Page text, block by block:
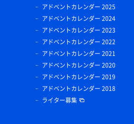
アドベントカレンダー 2025
アドベントカレンダー 2024
アドベントカレンダー 2023
アドベントカレンダー 2022
アドベントカレンダー 2021
アドベントカレンダー 2020
アドベントカレンダー 2019
アドベントカレンダー 2018
ライター募集